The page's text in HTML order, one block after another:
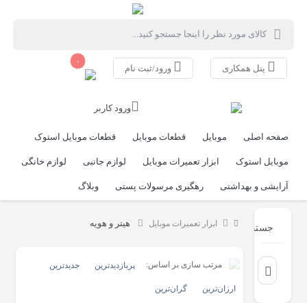
پنل همکاری ورود/ثبت نام
۰
ورود کاربر
صفحه اصلی موبایل قطعات موبایل قطعات موبایل استوک
موبایل استوک ابزار تعمیرات موبایل لوازم جانبی لوازم خانگی
آرایشی و بهداشتی رهگیری مرسولات پستی وبلاگ
جستجو ابزار تعمیرات موبایل هیتر و هویه
مرتب سازی بر اساس: پربازدیدترین جدیدترین
ارزان‌ترین گران‌ترین